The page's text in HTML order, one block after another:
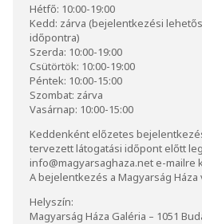
Hétfő: 10:00-19:00
Kedd: zárva (bejelentkezési
időpontra)
Szerda: 10:00-19:00
Csütörtök: 10:00-19:00
Péntek: 10:00-15:00
Szombat: zárva
Vasárnap: 10:00-15:00
Keddenként előzetes
tervezett látogatási időpont előtt
info@magyarsaghaza.net e-mailre
A bejelentkezés a Magyarság
Helyszín:
Magyarság Háza Galéria – 1051